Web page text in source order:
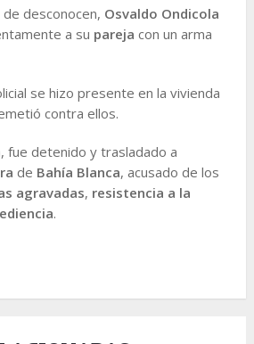
desconocen, Osvaldo Ondicola
a su pareja con un arma
se hizo presente en la vivienda
contra ellos.
fue detenido y trasladado a
de Bahía Blanca, acusado de los
agravadas, resistencia a la
.